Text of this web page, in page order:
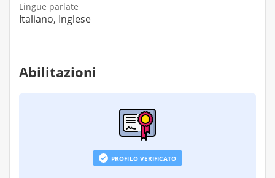
Lingue parlate
Italiano, Inglese
Abilitazioni
PROFILO VERIFICATO